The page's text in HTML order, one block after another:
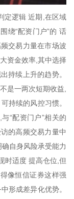
定逻辑 近期,在区域
绕“配资门户”的 话
交易力量在市场波
资金效率,其中选择
持续上升的趋势。
是一两次短期收益,
持续的风控习惯。
“配资门户”相关的
的高频交易力量中
自身风险承受能力
时适度 提高仓位,但
像恒信证券这样强
形成差异化优势。